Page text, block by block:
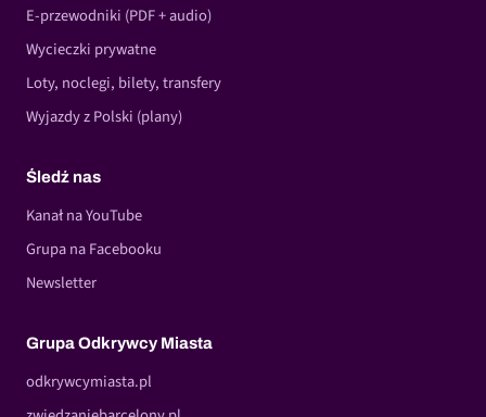
E-przewodniki (PDF + audio)
Wycieczki prywatne
Loty, noclegi, bilety, transfery
Wyjazdy z Polski (plany)
Śledź nas
Kanał na YouTube
Grupa na Facebooku
Newsletter
Grupa Odkrywcy Miasta
odkrywcymiasta.pl